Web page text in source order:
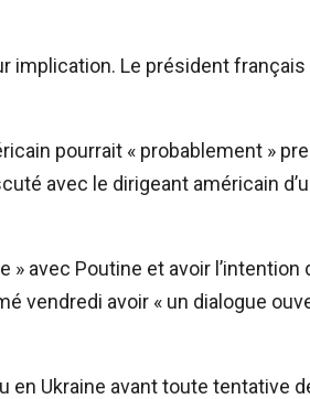
implication. Le président
pourrait « probablement »
avec le dirigeant américain
avec Poutine et avoir l’intention
vendredi avoir « un dialogue
Ukraine avant toute tentative